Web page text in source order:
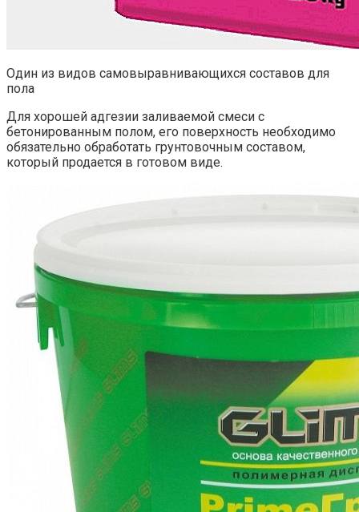
Один из видов самовыравнивающихся составов для
пола
Для хорошей адгезии заливаемой смеси с
бетонированным полом, его поверхность необходимо
обязательно обработать грунтовочным составом,
который продается в готовом виде.